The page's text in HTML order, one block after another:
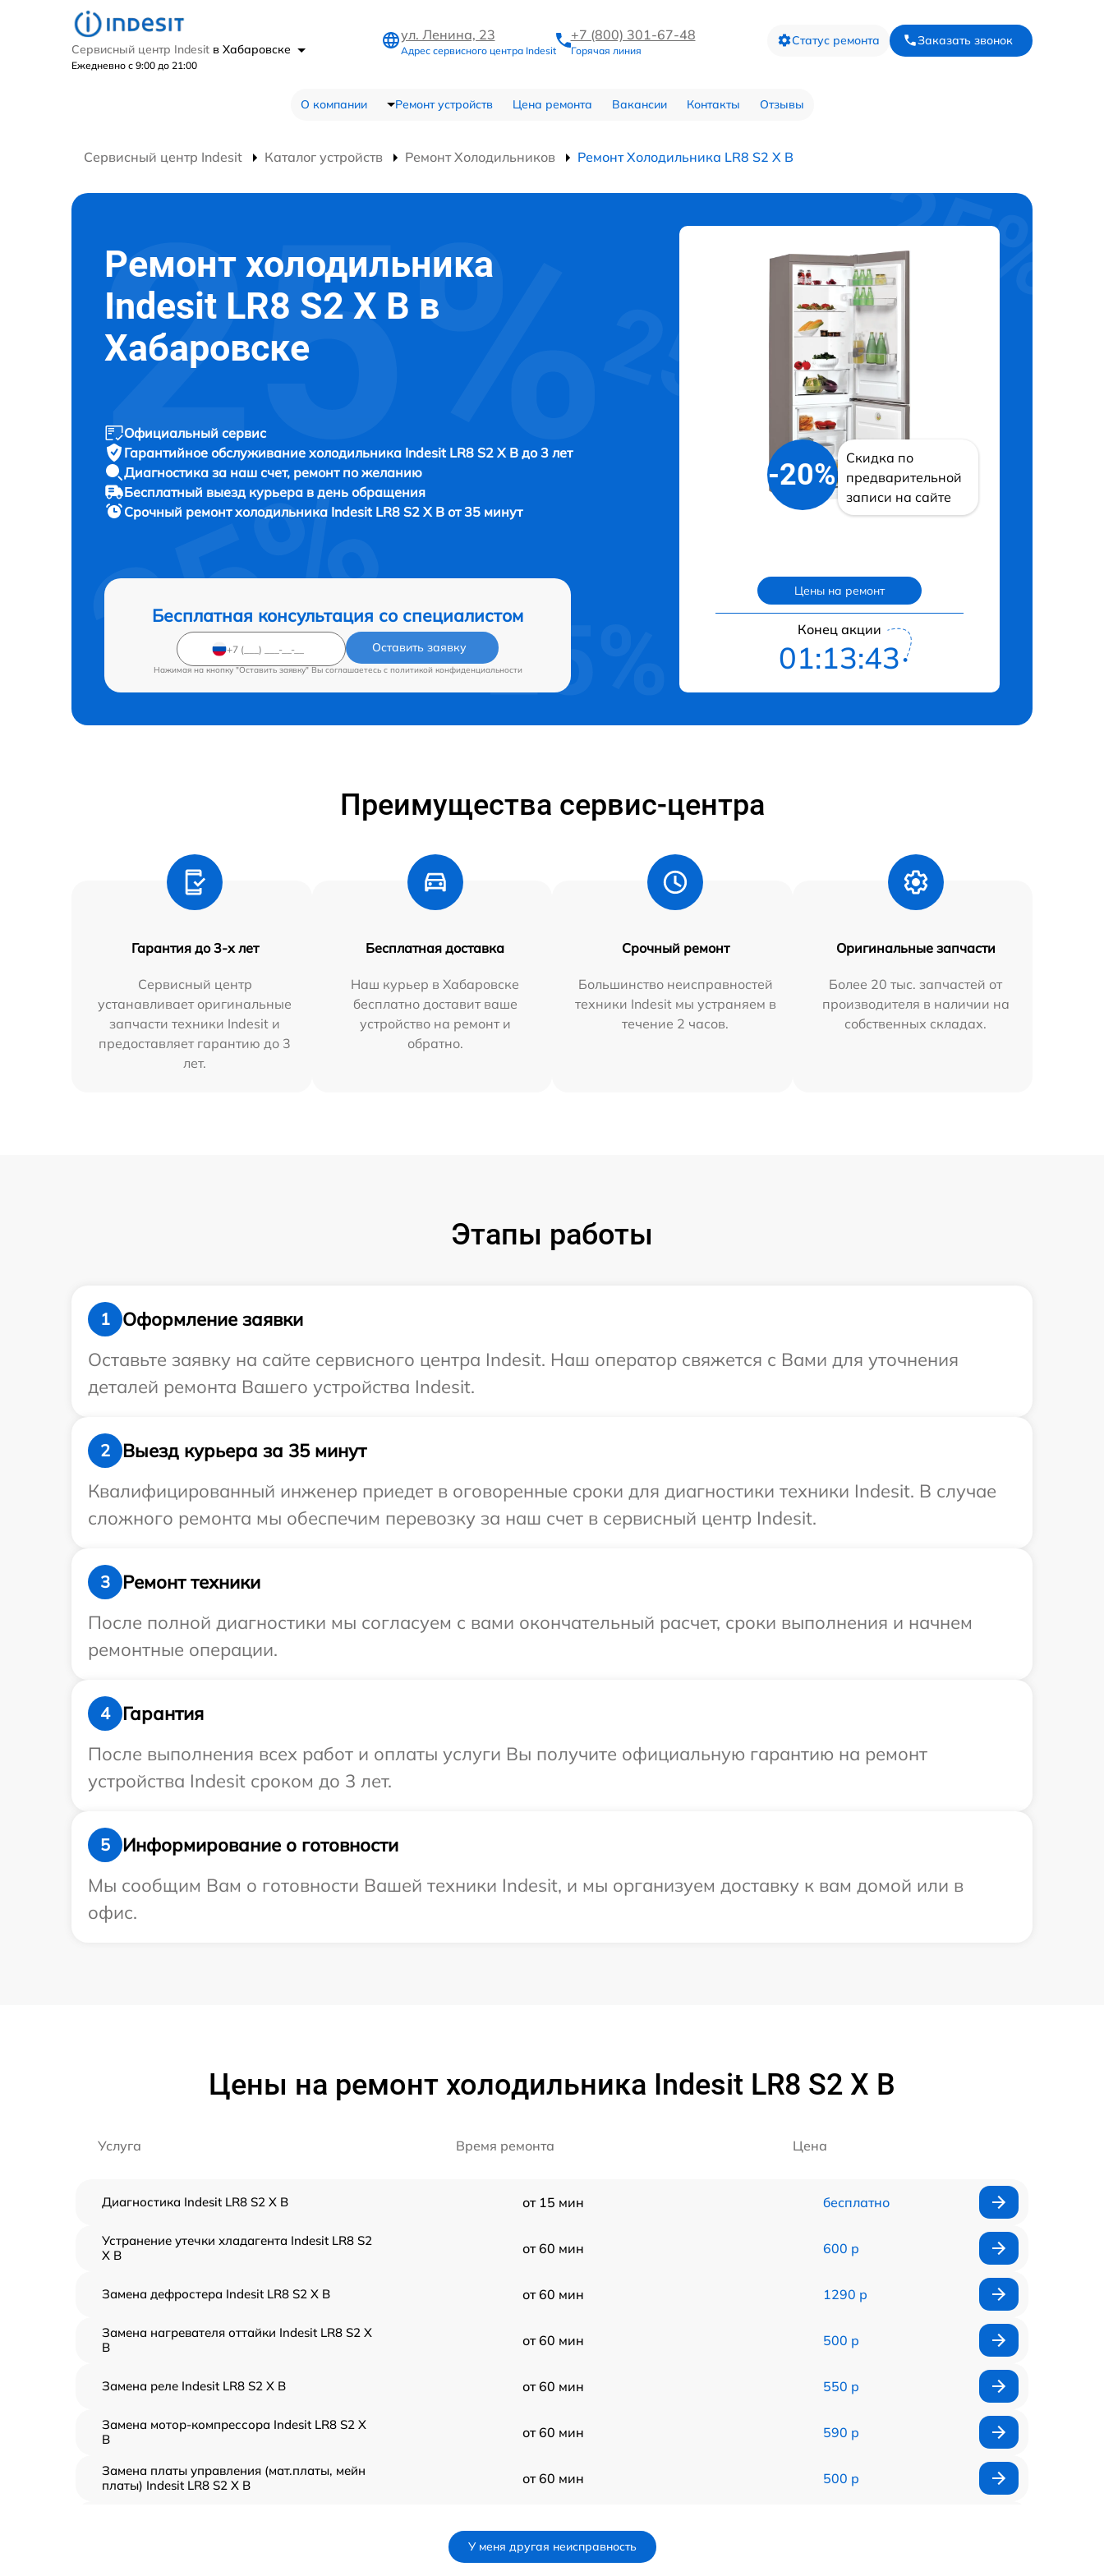
Сервисный центр Indesit в Хабаровске
Ежедневно с 9:00 до 21:00
ул. Ленина, 23
Адрес сервисного центра Indesit
+7 (800) 301-67-48
Горячая линия
Статус ремонта Заказать звонок
О компании Ремонт устройств Цена ремонта Вакансии Контакты Отзывы
Сервисный центр Indesit Каталог устройств Ремонт Холодильников Ремонт Холодильника LR8 S2 X B
Ремонт холодильника
Indesit LR8 S2 X B в
Хабаровске
Официальный сервис
Гарантийное обслуживание холодильника Indesit LR8 S2 X B до 3 лет
Диагностика за наш счет, ремонт по желанию
Бесплатный выезд курьера в день обращения
Срочный ремонтхолодильника Indesit LR8 S2 X B от 35 минут
Бесплатная консультация со специалистом
Оставить заявку
Нажимая на кнопку "Оставить заявку" Вы соглашаетесь c политикой конфиденциальности
-20%
Скидка по
предварительной
записи на сайте
Цены на ремонт
Конец акции
01:13:42
Преимущества сервис-центра
Гарантия до 3-х лет
Сервисный центр
устанавливает оригинальные
запчасти техники Indesit и
предоставляет гарантию до 3
лет.
Бесплатная доставка
Наш курьер в Хабаровске
бесплатно доставит ваше
устройство на ремонт и
обратно.
Срочный ремонт
Большинство неисправностей
техники Indesit мы устраняем в
течение 2 часов.
Оригинальные запчасти
Более 20 тыс. запчастей от
производителя в наличии на
собственных складах.
Этапы работы
1
Оформление заявки
Оставьте заявку на сайте сервисного центра Indesit. Наш оператор свяжется с Вами для уточнения
деталей ремонта Вашего устройства Indesit.
2
Выезд курьера за 35 минут
Квалифицированный инженер приедет в оговоренные сроки для диагностики техники Indesit. В случае
сложного ремонта мы обеспечим перевозку за наш счет в сервисный центр Indesit.
3
Ремонт техники
После полной диагностики мы согласуем с вами окончательный расчет, сроки выполнения и начнем
ремонтные операции.
4
Гарантия
После выполнения всех работ и оплаты услуги Вы получите официальную гарантию на ремонт
устройства Indesit сроком до 3 лет.
5
Информирование о готовности
Мы сообщим Вам о готовности Вашей техники Indesit, и мы организуем доставку к вам домой или в
офис.
Цены на ремонт холодильника Indesit LR8 S2 X B
Услуга Время ремонта Цена
Диагностика Indesit LR8 S2 X B от 15 мин бесплатно
Устранение утечки хладагента Indesit LR8 S2
X B
от 60 мин 600 р
Замена дефростера Indesit LR8 S2 X B от 60 мин 1290 р
Замена нагревателя оттайки Indesit LR8 S2 X
B
от 60 мин 500 р
Замена реле Indesit LR8 S2 X B от 60 мин 550 р
Замена мотор-компрессора Indesit LR8 S2 X
B
от 60 мин 590 р
Замена платы управления (мат.платы, мейн
платы) Indesit LR8 S2 X B
от 60 мин 500 р
У меня другая неисправность